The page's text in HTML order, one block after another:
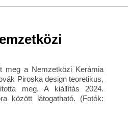
meg a Nemzetközi Kerámia
Piroska design teoretikus,
meg. A kiállítás 2024.
között látogatható. (Fotók: